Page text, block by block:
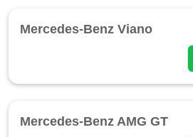
Mercedes-Benz Viano
Mercedes-Benz AMG GT